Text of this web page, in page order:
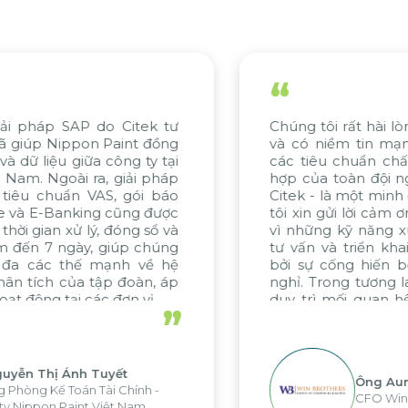
lòng với tiến độ của dự án
mẽ về việc đáp ứng
lượng. Sự nỗ lực phối
ngũ, đặc biệt từ WBG và
chứng tiêu biểu. Chúng
ơn chân thành đến Citek
xuất sắc trong quá trình
dự án, được thúc đẩy
bền bỉ và không ngừng
lai, chúng tôi hy vọng sẽ
hệ hợp tác hiệu quả này
”
Aung Myint Oo
Win Brothers Group
“
Nỗ lực của tập
gồm KMW Việt
Citek, đều đáng
đánh giá cao
khai xuất sắc của
tinh thần cống
dự án trong
chúng tôi mong
cùng Citek.
Ông
Tổng